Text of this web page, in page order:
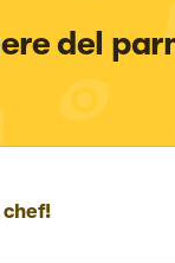
del
chef!